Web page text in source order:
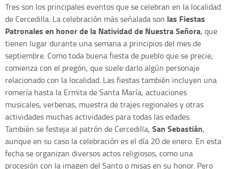
Tres son los principales eventos que se celebran en la localidad
de Cercedilla. La celebración más señalada son las Fiestas
Patronales en honor de la Natividad de Nuestra Señora, que
tienen lugar durante una semana a principios del mes de
septiembre. Como toda buena fiesta de pueblo que se precie,
comienza con el pregón, que suele darlo algún personaje
relacionado con la localidad. Las fiestas también incluyen una
romería hasta la Ermita de Santa María, actuaciones
musicales, verbenas, muestra de trajes regionales y otras
actividades muchas actividades para todas las edades.
También se festeja al patrón de Cercedilla, San Sebastián,
aunque en su caso la celebración es el día 20 de enero. En esta
fecha se organizan diversos actos religiosos, como una
procesión con la imagen del Santo o misas en su honor. Pero